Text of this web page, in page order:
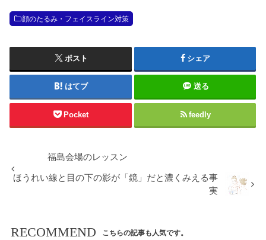
顔のたるみ・フェイスライン対策
ポスト シェア
はてブ 送る
Pocket feedly
福島会場のレッスン
ほうれい線と目の下の影が「鏡」だと濃くみえる事
実
RECOMMEND こちらの記事も人気です。